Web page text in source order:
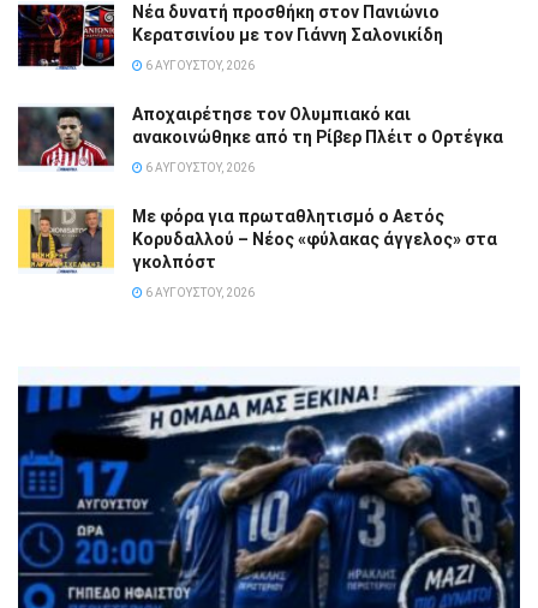
Νέα δυνατή προσθήκη στον Πανιώνιο
Κερατσινίου με τον Γιάννη Σαλονικίδη
6 ΑΥΓΟΎΣΤΟΥ, 2026
Αποχαιρέτησε τον Ολυμπιακό και
ανακοινώθηκε από τη Ρίβερ Πλέιτ ο Ορτέγκα
6 ΑΥΓΟΎΣΤΟΥ, 2026
Με φόρα για πρωταθλητισμό ο Αετός
Κορυδαλλού – Νέος «φύλακας άγγελος» στα
γκολπόστ
6 ΑΥΓΟΎΣΤΟΥ, 2026